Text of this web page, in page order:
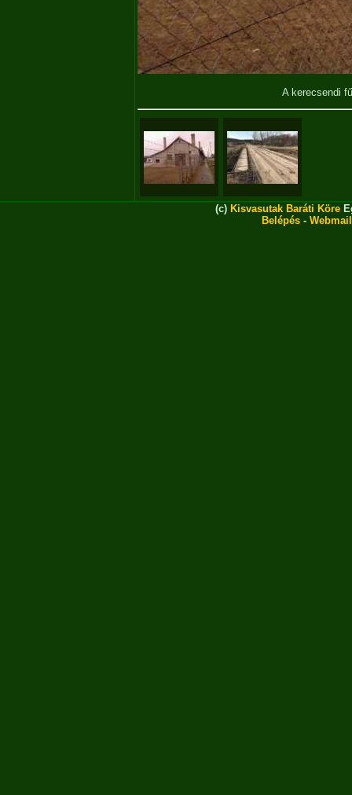
A kerecsendi
(c) Kisvasutak Baráti Köre
Belépés - Webmail